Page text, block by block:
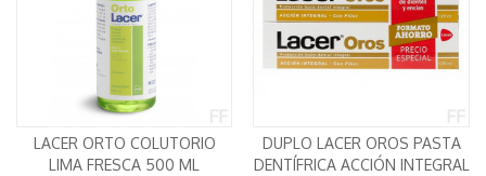
LACER ORTO COLUTORIO
LIMA FRESCA 500 ML
DUPLO LACER OROS PASTA
DENTÍFRICA ACCIÓN INTEGRAL